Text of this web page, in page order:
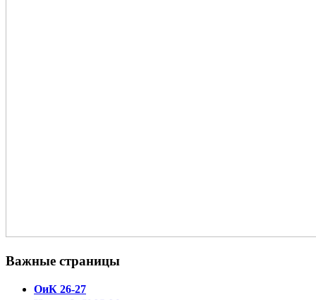
Важные страницы
ОиК 26-27